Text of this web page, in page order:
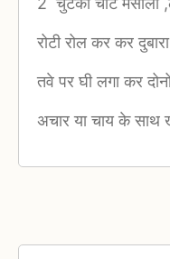
रोटी रोल कर कर
तवे पर घी लगा कर
अचार या चाय के साथ